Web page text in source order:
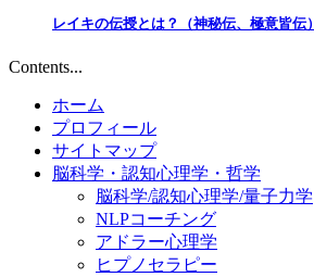
レイキの伝授とは？（神秘伝、極意皆伝）
Contents...
ホーム
プロフィール
サイトマップ
脳科学・認知心理学・哲学
脳科学/認知心理学/量子力学
NLPコーチング
アドラー心理学
ヒプノセラピー